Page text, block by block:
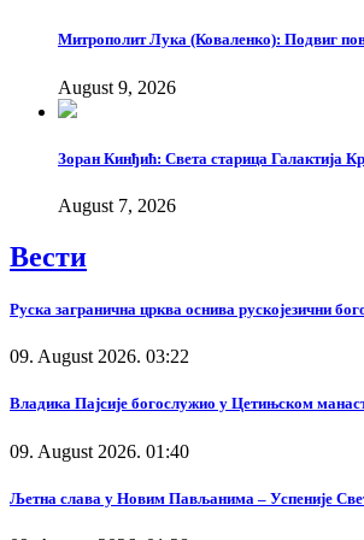
Митрополит Лука (Коваленко): Подвиг
August 9, 2026
Зоран Кинђић: Света старица Галактија
August 7, 2026
Вести
Руска загранична црква оснива рускојезични
09. August 2026. 03:22
Владика Пајсије богослужио у Цетињском
09. August 2026. 01:40
Љетна слава у Новим Пављанима – Успеније